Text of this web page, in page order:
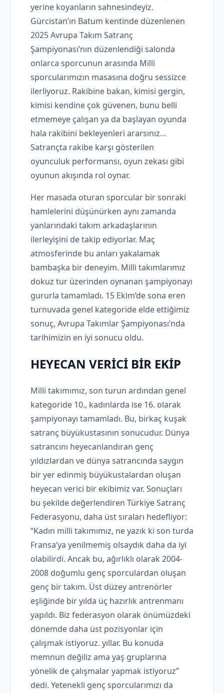
yerine koyanların sahnesindeyiz.
Gürcistan’ın Batum kentinde düzenlenen
2025 Avrupa Takım Satranç
Şampiyonası’nın düzenlendiği salonda
onlarca sporcunun arasında Milli
sporcularımızın masasına doğru sessizce
ilerliyoruz. Rakibine bakan, kimisi gergin,
kimisi kendine çok güvenen, bunu belli
etmemeye çalışan ya da başlayan oyunda
hala rakibini bekleyenleri ararsınız…
Satrançta rakibe karşı gösterilen
oyunculuk performansı, oyun zekası gibi
oyunun akışında rol oynar.
Her masada oturan sporcular bir sonraki
hamlelerini düşünürken aynı zamanda
yanlarındaki takım arkadaşlarının
ilerleyişini de takip ediyorlar. Maç
atmosferinde bu anları yakalamak
bambaşka bir deneyim. Milli takımlarımız
dokuz tur üzerinden oynanan şampiyonayı
gururla tamamladı. 15 Ekim’de sona eren
turnuvada genel kategoride elde ettiğimiz
sonuç, Avrupa Takımlar Şampiyonası’nda
tarihimizin en iyi sonucu oldu.
HEYECAN VERİCİ BİR EKİP
Milli takımımız, son turun ardından genel
kategoride 10., kadınlarda ise 16. olarak
şampiyonayı tamamladı. Bu, birkaç kuşak
satranç büyükustasının sonucudur. Dünya
satrancını heyecanlandıran genç
yıldızlardan ve dünya satrancında saygın
bir yer edinmiş büyükustalardan oluşan
heyecan verici bir ekibimiz var. Sonuçları
bu şekilde değerlendiren Türkiye Satranç
Federasyonu, daha üst sıraları hedefliyor:
“Kadın milli takımımız, ne yazık ki son turda
Fransa’ya yenilmemiş olsaydık daha da iyi
olabilirdi. Ancak bu, ağırlıklı olarak 2004-
2008 doğumlu genç sporculardan oluşan
genç bir takım. Üst düzey antrenörler
eşliğinde bir yılda üç hazırlık antrenmanı
yapıldı. Biz federasyon olarak önümüzdeki
dönemde daha üst pozisyonlar için
çalışmak istiyoruz. yıllar. Bu konuda
memnun değiliz ama yaş gruplarına
yönelik de çalışmalar yapmak istiyoruz”
dedi. Yetenekli genç sporcularımızı da